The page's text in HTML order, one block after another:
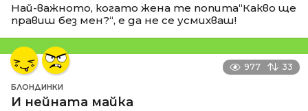
Най-важното, когато жена те попита“Какво ще
правиш без мен?“, е да не се усмихваш!
977 33
БЛОНДИНКИ
И нейната майка